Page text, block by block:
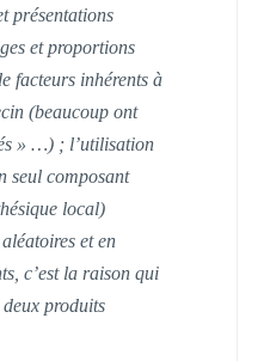
présentations
et proportions
facteurs inhérents à
(beaucoup ont
» …) ; l’utilisation
seul composant
local)
et en
c’est la raison qui
produits